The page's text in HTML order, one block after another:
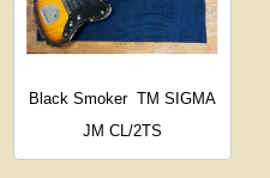
Black Smoker TM SIGMA
JM CL/2TS